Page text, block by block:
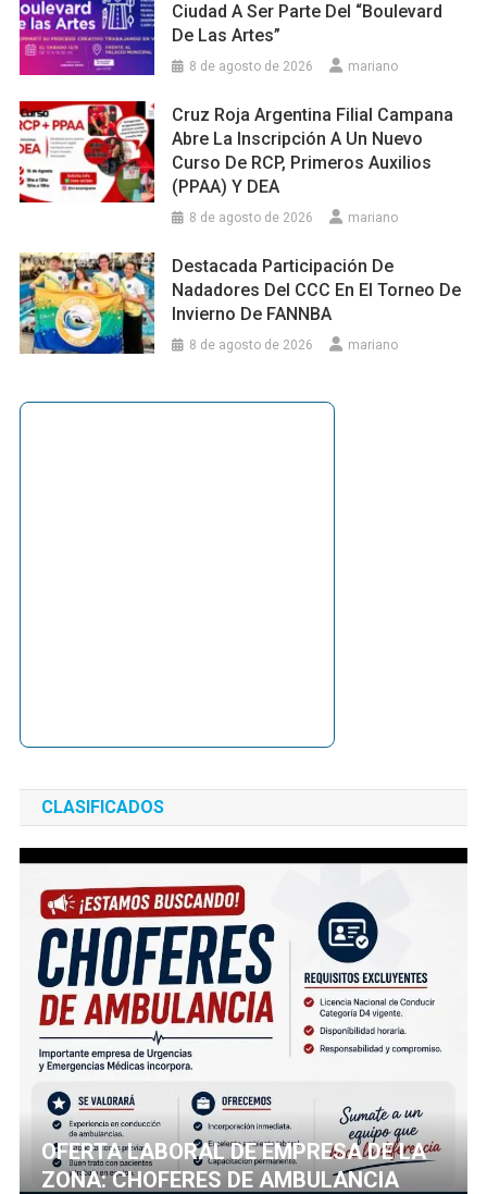
Ciudad A Ser Parte Del “Boulevard
De Las Artes”
8 de agosto de 2026 mariano
Cruz Roja Argentina Filial Campana
Abre La Inscripción A Un Nuevo
Curso De RCP, Primeros Auxilios
(PPAA) Y DEA
8 de agosto de 2026 mariano
Destacada Participación De
Nadadores Del CCC En El Torneo De
Invierno De FANNBA
8 de agosto de 2026 mariano
CLASIFICADOS
OFERTA LABORAL DE EMPRESA DE LA
ZONA: CHOFERES DE AMBULANCIA